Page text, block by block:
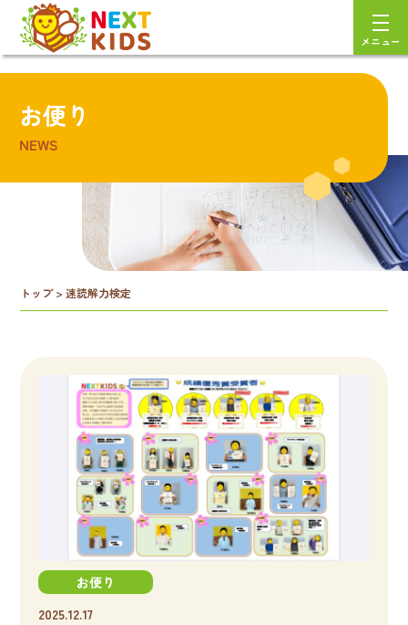
メニュー
お便り
NEWS
トップ>速読解力検定
お便り
2025.12.17